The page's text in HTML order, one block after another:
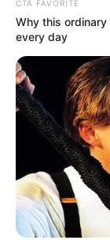
CTA FAVORITE
Why this
every day